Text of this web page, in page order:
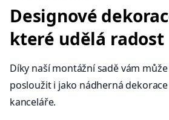
Designové
které udělá radost
Díky naší montážní sadě vám
posloužit i jako nádherná
kanceláře.